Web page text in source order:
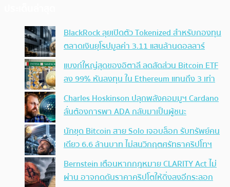
BlackRock ลุยเปิดตัว Tokenized สำหรับกองทุน
ตลาดเงินยุโรปมูลค่า 3.11 แสนล้านดอลลาร์
แบงก์ใหญ่สุดของอิตาลี ลดสัดส่วน Bitcoin ETF
ลง 99% หันลงทุน ใน Ethereum แทนถึง 3 เท่า
Charles Hoskinson ปลุกพลังคอมมูฯ Cardano
ลั่นต้องการพา ADA กลับมาเป็นผู้ชนะ
นักขุด Bitcoin สาย Solo เจอบล็อก รับทรัพย์คน
เดียว 6.6 ล้านบาท ไม่สนวิกฤตศรัทธาคริปโทฯ
Bernstein เตือนหากกฎหมาย CLARITY Act ไม่
ผ่าน อาจกดดันราคาคริปโตให้ดิ่งลงอีกระลอก